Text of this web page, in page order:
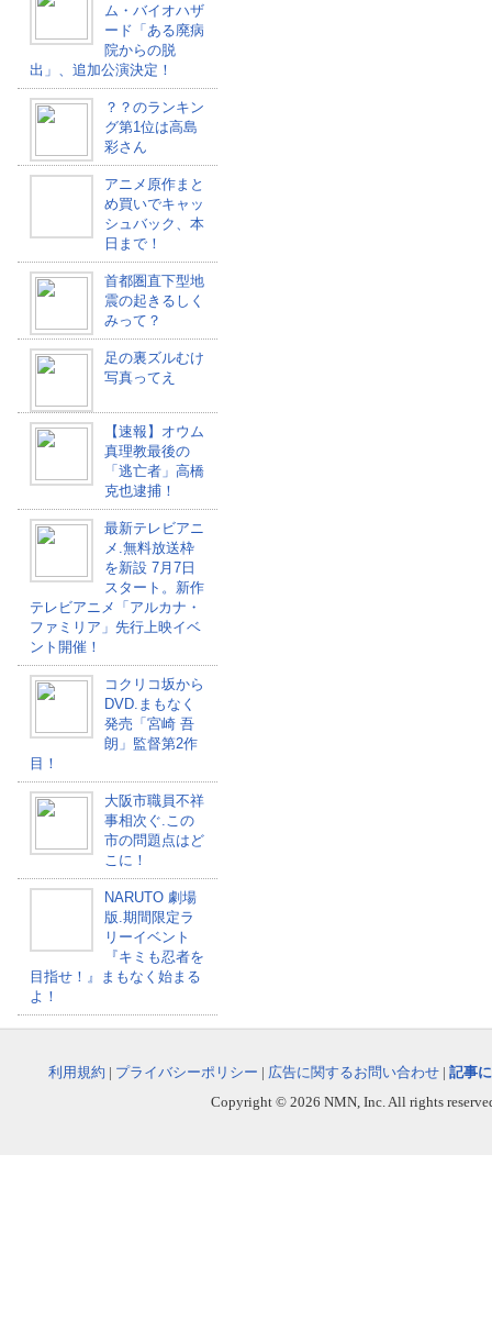
ム・バイオハザ
ード「ある廃病
院からの脱
出」、追加公演決定！
？？のランキン
グ第1位は高島
彩さん
アニメ原作まと
め買いでキャッ
シュバック、本
日まで！
首都圏直下型地
震の起きるしく
みって？
足の裏ズルむけ
写真ってえ
【速報】オウム
真理教最後の
「逃亡者」高橋
克也逮捕！
最新テレビアニ
メ.無料放送枠
を新設 7月7日
スタート。新作
テレビアニメ「アルカナ・
ファミリア」先行上映イベ
ント開催！
コクリコ坂から
DVD.まもなく
発売「宮崎 吾
朗」監督第2作
目！
大阪市職員不祥
事相次ぐ.この
市の問題点はど
こに！
NARUTO 劇場
版.期間限定ラ
リーイベント
『キミも忍者を
目指せ！』まもなく始まる
よ！
利用規約 | プライバシーポリシー | 広告に関するお問い合わせ | 記事
Copyright © 2026 NMN, Inc. All rights